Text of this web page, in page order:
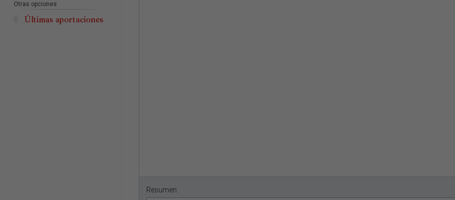
Resumen:
Otras opciones
Últimas aportaciones